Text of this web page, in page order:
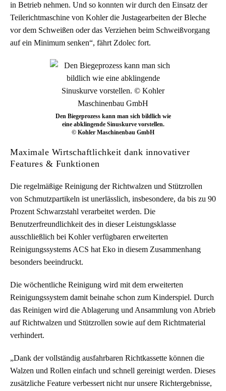
in Betrieb nehmen. Und so konnten wir durch den Einsatz der
Teilerichtmaschine von Kohler die Justagearbeiten der Bleche
vor dem Schweißen oder das Verziehen beim Schweißvorgang
auf ein Minimum senken“, fährt Zdolec fort.
Den Biegeprozess kann man sich bildlich wie
eine abklingende Sinuskurve vorstellen.
© Kohler Maschinenbau GmbH
Maximale Wirtschaftlichkeit dank innovativer
Features & Funktionen
Die regelmäßige Reinigung der Richtwalzen und Stützrollen
von Schmutzpartikeln ist unerlässlich, insbesondere, da bis zu 90
Prozent Schwarzstahl verarbeitet werden. Die
Benutzerfreundlichkeit des in dieser Leistungsklasse
ausschließlich bei Kohler verfügbaren erweiterten
Reinigungssystems ACS hat Eko in diesem Zusammenhang
besonders beeindruckt.
Die wöchentliche Reinigung wird mit dem erweiterten
Reinigungssystem damit beinahe schon zum Kinderspiel. Durch
das Reinigen wird die Ablagerung und Ansammlung von Abrieb
auf Richtwalzen und Stützrollen sowie auf dem Richtmaterial
verhindert.
„Dank der vollständig ausfahrbaren Richtkassette können die
Walzen und Rollen einfach und schnell gereinigt werden. Dieses
zusätzliche Feature verbessert nicht nur unsere Richtergebnisse,